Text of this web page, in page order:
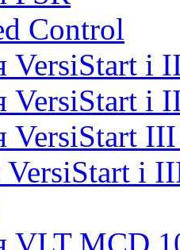
Control
VersiStart i
VersiStart i
VersiStart
VersiStart i
VLT MCD